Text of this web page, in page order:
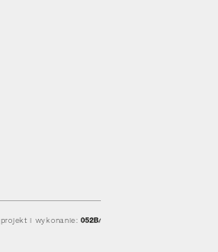
projekt i wykonanie: